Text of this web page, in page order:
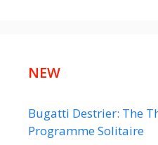
NEW
Bugatti Destrier: The
Programme Solitaire